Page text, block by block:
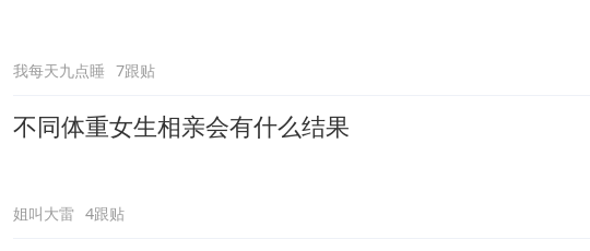
我每天九点睡 7跟贴
不同体重女生相亲会有什么结果
姐叫大雷 4跟贴